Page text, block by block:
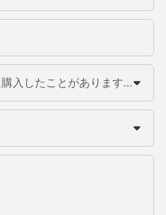
中国からステージライトを以前に購入したことがありますか？